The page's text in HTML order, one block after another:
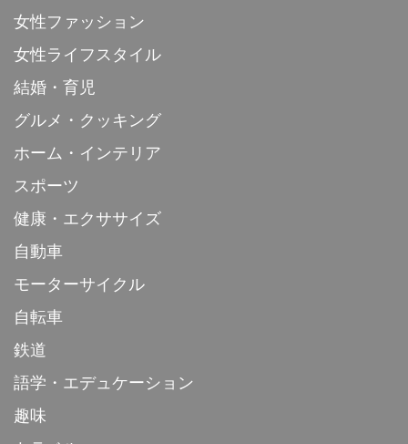
女性ファッション
女性ライフスタイル
結婚・育児
グルメ・クッキング
ホーム・インテリア
スポーツ
健康・エクササイズ
自動車
モーターサイクル
自転車
鉄道
語学・エデュケーション
趣味